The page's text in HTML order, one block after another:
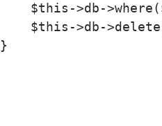
$this->db-
$this->db-